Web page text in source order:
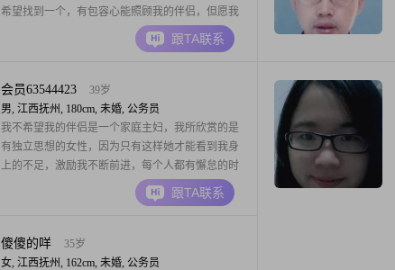
希望找到一个，有包容心能照顾我的伴侣，但愿我
跟TA联系
会员63544423
39岁
男, 江西抚州, 180cm, 未婚, 公务员
我不希望我的伴侣是一个家庭主妇，我所欣赏的是
有独立思想的女性，因为只有这样她才能看到我身
上的不足，激励我不断前进，每个人都有懈怠的时
候，我希望我的伴侣在我需要的时候给我支持，相
同的我也会尊重她，支持她。我目前的工作状态很
更多的责任，因此我才需要一个能陪我共同成长的
伴侣。我很耐
跟TA联系
傻傻的咩
35岁
女, 江西抚州, 162cm, 未婚, 公务员